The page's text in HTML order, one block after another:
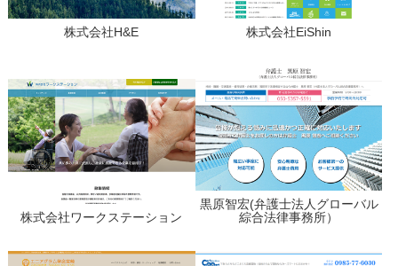
株式会社H&E 株式会社EiShin
株式会社ワークステーション
黒原智宏(弁護士法人グローバル
綜合法律事務所）